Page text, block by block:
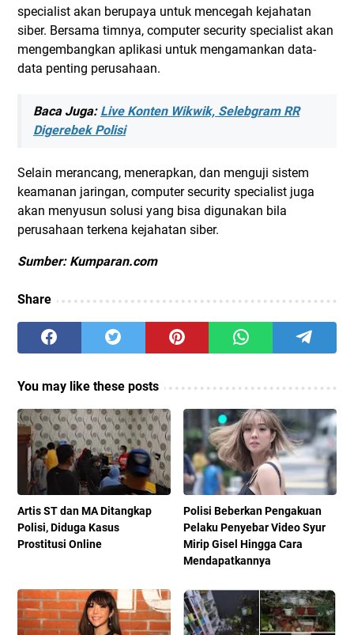
specialist akan berupaya untuk mencegah kejahatan
siber. Bersama timnya, computer security specialist akan
mengembangkan aplikasi untuk mengamankan data-
data penting perusahaan.
Baca Juga: Live Konten Wikwik, Selebgram RR
Digerebek Polisi
Selain merancang, menerapkan, dan menguji sistem
keamanan jaringan, computer security specialist juga
akan menyusun solusi yang bisa digunakan bila
perusahaan terkena kejahatan siber.
Sumber: Kumparan.com
Share
You may like these posts
Artis ST dan MA Ditangkap
Polisi, Diduga Kasus
Prostitusi Online
Polisi Beberkan Pengakuan
Pelaku Penyebar Video Syur
Mirip Gisel Hingga Cara
Mendapatkannya